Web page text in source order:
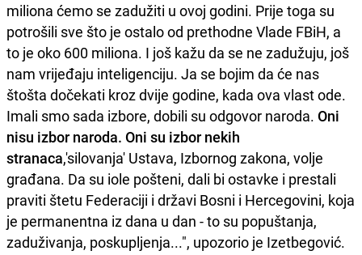
miliona ćemo se zadužiti u ovoj godini. Prije toga su
potrošili sve što je ostalo od prethodne Vlade FBiH, a
to je oko 600 miliona. I još kažu da se ne zadužuju, još
nam vrijeđaju inteligenciju. Ja se bojim da će nas
štošta dočekati kroz dvije godine, kada ova vlast ode.
Imali smo sada izbore, dobili su odgovor naroda. Oni
nisu izbor naroda. Oni su izbor nekih
stranaca,'silovanja' Ustava, Izbornog zakona, volje
građana. Da su iole pošteni, dali bi ostavke i prestali
praviti štetu Federaciji i državi Bosni i Hercegovini, koja
je permanentna iz dana u dan - to su popuštanja,
zaduživanja, poskupljenja...", upozorio je Izetbegović.